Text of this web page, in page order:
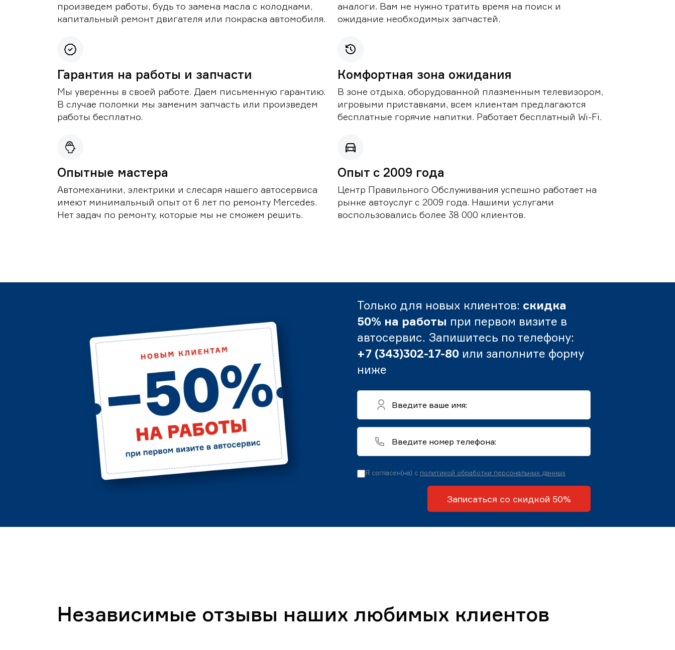
произведем работы, будь то замена масла с колодками,
капитальный ремонт двигателя или покраска автомобиля.
аналоги. Вам не нужно тратить время на поиск и
ожидание необходимых запчастей.
Гарантия на работы и запчасти
Мы уверенны в своей работе. Даем письменную гарантию.
В случае поломки мы заменим запчасть или произведем
работы бесплатно.
Комфортная зона ожидания
В зоне отдыха, оборудованной плазменным телевизором,
игровыми приставками, всем клиентам предлагаются
бесплатные горячие напитки. Работает бесплатный Wi-Fi.
Опытные мастера
Автомеханики, электрики и слесаря нашего автосервиса
имеют минимальный опыт от 6 лет по ремонту Mercedes.
Нет задач по ремонту, которые мы не сможем решить.
Опыт с 2009 года
Центр Правильного Обслуживания успешно работает на
рынке автоуслуг с 2009 года. Нашими услугами
воспользовались более 38 000 клиентов.
Только для новых клиентов: скидка
50% на работы при первом визите в
автосервис. Запишитесь по телефону:
+7 (343)302-17-80 или заполните форму
ниже
Я согласен(на) с политикой обработки персональных данных
Записаться со скидкой 50%
Независимые отзывы наших любимых клиентов